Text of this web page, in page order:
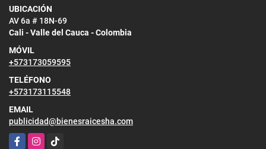
UBICACIÓN
AV 6a # 18N-69
Cali - Valle del Cauca - Colombia
MÓVIL
+573173059595
TELÉFONO
+573173115548
EMAIL
publicidad@bienesraicesha.com
FacebookInstagram
TikTok